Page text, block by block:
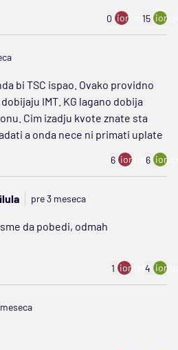
0 ion:minus
15
bi TSC ispao. Ovako providno
IMT. KG lagano dobija
Cim izadju kvote znate sta
a onda nece ni primati uplate
6 ion:minus
6
pre 3 meseca
da pobedi, odmah
1 ion:minus
4